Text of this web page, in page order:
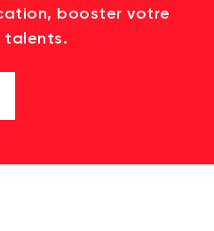
booster votre
talents.